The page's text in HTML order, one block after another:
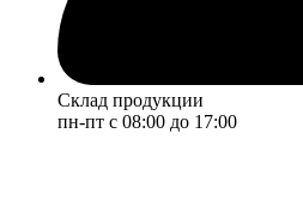
Склад продукции
пн-пт с 08:00 до 17:00